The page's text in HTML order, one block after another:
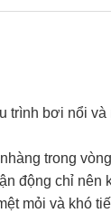
bơi nổi
trong
động chỉ
mỏi và khó